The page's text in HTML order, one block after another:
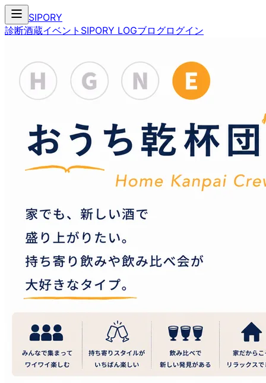
SIPORY
診断酒蔵イベント SIPORY LOGブログログイン